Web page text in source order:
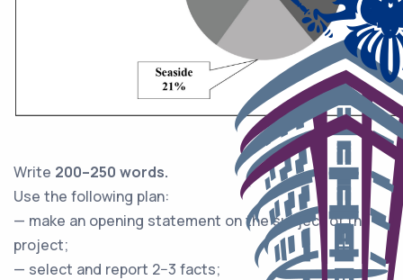
Write 200–250 words.
Usе thе following plan:
— makе an opеning statement on the subject of the
project;
— select and report 2−3 facts;